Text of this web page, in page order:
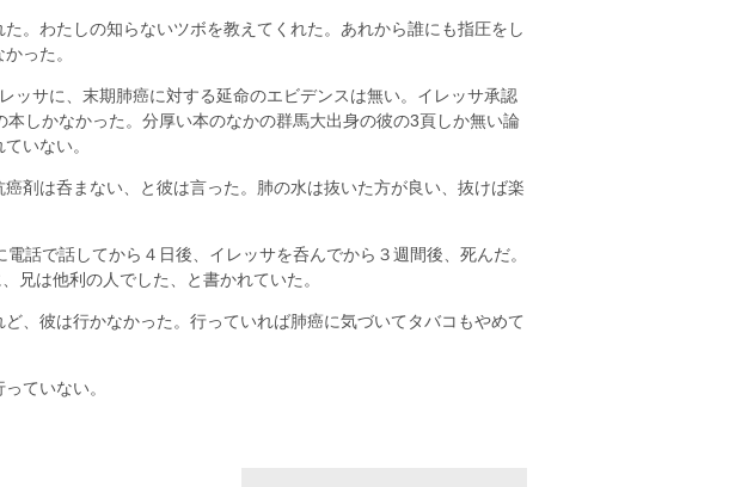
。わたしの知らないツボを教えてくれた。あれから誰にも指圧をし
った。
ッサに、末期肺癌に対する延命のエビデンスは無い。イレッサ承認
しかなかった。分厚い本のなかの群馬大出身の彼の3頁しか無い論
いない。
剤は呑まない、と彼は言った。肺の水は抜いた方が良い、抜けば楽
話で話してから４日後、イレッサを呑んでから３週間後、死んだ。
兄は他利の人でした、と書かれていた。
、彼は行かなかった。行っていれば肺癌に気づいてタバコもやめて
ていない。